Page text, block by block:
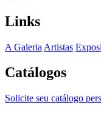
Links
A Galeria Artistas
Catálogos
Solicite seu catálogo